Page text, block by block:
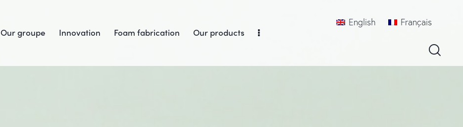
Our groupe Innovation Foam fabrication Our products
English Français